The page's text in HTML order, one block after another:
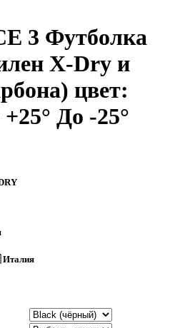
3 Футболка
X-Dry и
цвет:
До -25°